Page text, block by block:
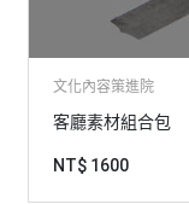
文化內容策進院
客廳素材組合包
NT$ 1600